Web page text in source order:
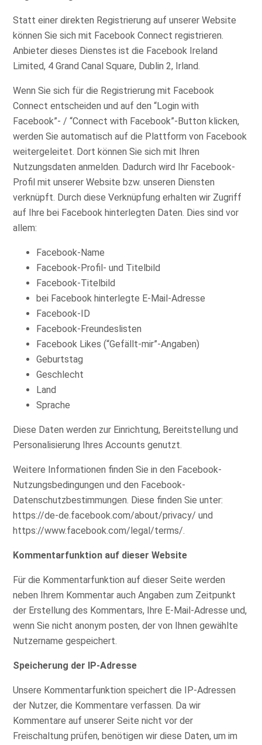
Statt einer direkten Registrierung auf unserer Website
können Sie sich mit Facebook Connect registrieren.
Anbieter dieses Dienstes ist die Facebook Ireland
Limited, 4 Grand Canal Square, Dublin 2, Irland.
Wenn Sie sich für die Registrierung mit Facebook
Connect entscheiden und auf den “Login with
Facebook”- / “Connect with Facebook”-Button klicken,
werden Sie automatisch auf die Plattform von Facebook
weitergeleitet. Dort können Sie sich mit Ihren
Nutzungsdaten anmelden. Dadurch wird Ihr Facebook-
Profil mit unserer Website bzw. unseren Diensten
verknüpft. Durch diese Verknüpfung erhalten wir Zugriff
auf Ihre bei Facebook hinterlegten Daten. Dies sind vor
allem:
Facebook-Name
Facebook-Profil- und Titelbild
Facebook-Titelbild
bei Facebook hinterlegte E-Mail-Adresse
Facebook-ID
Facebook-Freundeslisten
Facebook Likes (“Gefällt-mir”-Angaben)
Geburtstag
Geschlecht
Land
Sprache
Diese Daten werden zur Einrichtung, Bereitstellung und
Personalisierung Ihres Accounts genutzt.
Weitere Informationen finden Sie in den Facebook-
Nutzungsbedingungen und den Facebook-
Datenschutzbestimmungen. Diese finden Sie unter:
https://de-de.facebook.com/about/privacy/ und
https://www.facebook.com/legal/terms/.
Kommentarfunktion auf dieser Website
Für die Kommentarfunktion auf dieser Seite werden
neben Ihrem Kommentar auch Angaben zum Zeitpunkt
der Erstellung des Kommentars, Ihre E-Mail-Adresse und,
wenn Sie nicht anonym posten, der von Ihnen gewählte
Nutzername gespeichert.
Speicherung der IP-Adresse
Unsere Kommentarfunktion speichert die IP-Adressen
der Nutzer, die Kommentare verfassen. Da wir
Kommentare auf unserer Seite nicht vor der
Freischaltung prüfen, benötigen wir diese Daten, um im